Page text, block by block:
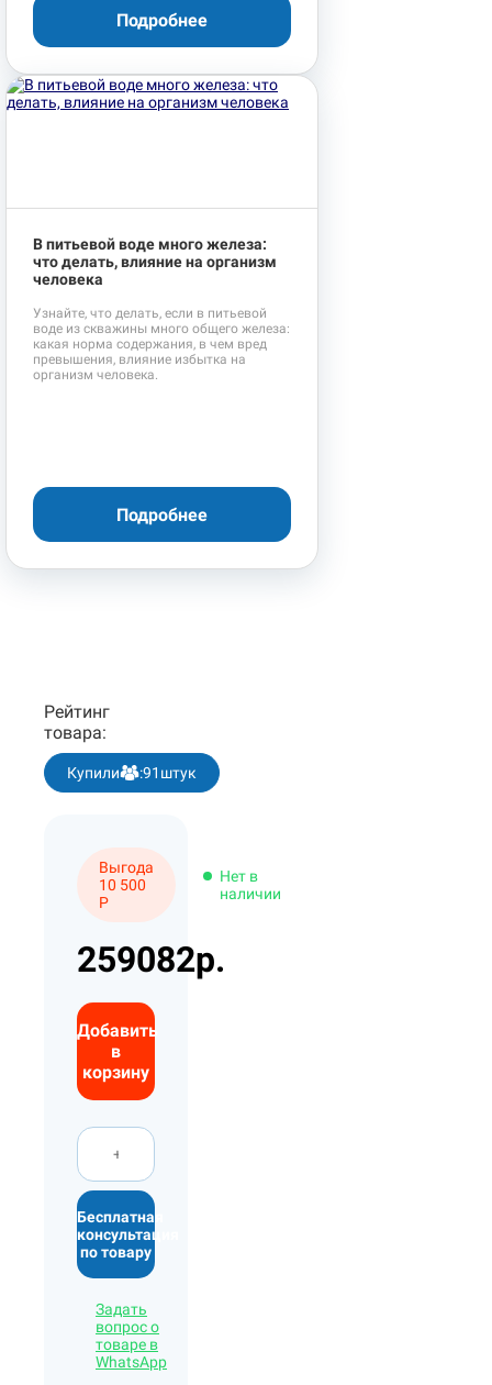
Подробнее
В питьевой воде много железа:
что делать, влияние на организм
человека
Узнайте, что делать, если в питьевой
воде из скважины много общего железа:
какая норма содержания, в чем вред
превышения, влияние избытка на
организм человека.
Подробнее
Рейтинг
товара:
Купили :91 штук
Выгода
10 500
Р
Нет в
наличии
259082р.
Добавить
в
корзину
Бесплатная
консультация
по товару
Задать
вопрос о
товаре в
WhatsApp